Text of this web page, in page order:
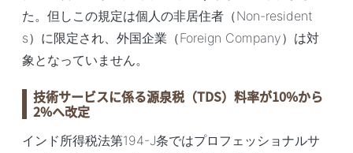
た。但しこの規定は個人の非居住者（Non-resident
s）に限定され、外国企業（Foreign Company）は対
象となっていません。
技術サービスに係る源泉税（TDS）料率が10%から
2%へ改定
インド所得税法第194-J条ではプロフェッショナルサ